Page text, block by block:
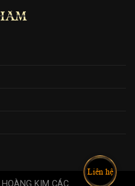
Liên hệ
HOÀNG KIM CÁC